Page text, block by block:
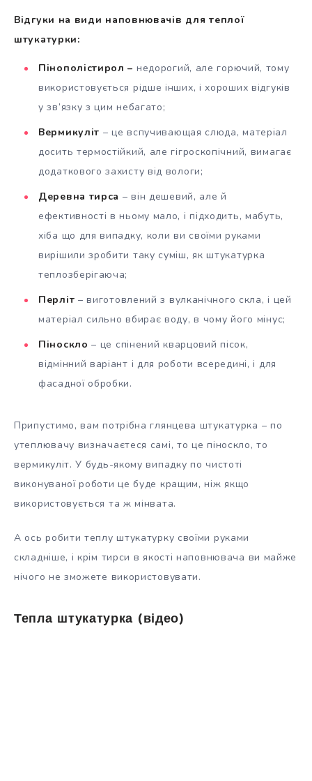
Відгуки на види наповнювачів для теплої
штукатурки:
Пінополістирол – недорогий, але горючий, тому
використовується рідше інших, і хороших відгуків
у зв’язку з цим небагато;
Вермикуліт – це вспучивающая слюда, матеріал
досить термостійкий, але гігроскопічний, вимагає
додаткового захисту від вологи;
Деревна тирса – він дешевий, але й
ефективності в ньому мало, і підходить, мабуть,
хіба що для випадку, коли ви своїми руками
вирішили зробити таку суміш, як штукатурка
теплозберігаюча;
Перліт – виготовлений з вулканічного скла, і цей
матеріал сильно вбирає воду, в чому його мінус;
Піноскло – це спінений кварцовий пісок,
відмінний варіант і для роботи всередині, і для
фасадної обробки.
Припустимо, вам потрібна глянцева штукатурка – по
утеплювачу визначаєтеся самі, то це піноскло, то
вермикуліт. У будь-якому випадку по чистоті
виконуваної роботи це буде кращим, ніж якщо
використовується та ж мінвата.
А ось робити теплу штукатурку своїми руками
складніше, і крім тирси в якості наповнювача ви майже
нічого не зможете використовувати.
Тепла штукатурка (відео)